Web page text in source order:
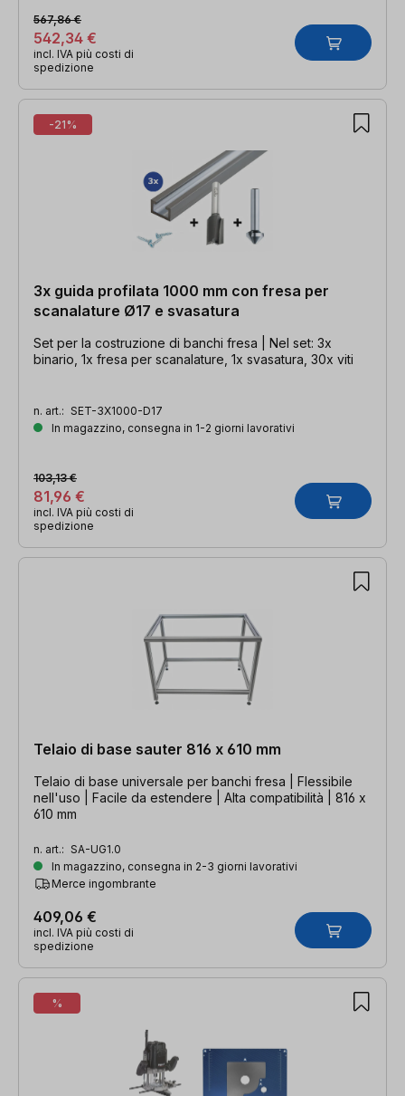
542,34 €
567,86 €
incl. IVA più costi di
spedizione
-21%
3x guida profilata 1000 mm con fresa per
scanalature Ø17 e svasatura
Set per la costruzione di banchi fresa | Nel set: 3x
binario, 1x fresa per scanalature, 1x svasatura, 30x viti
n. art.: SET-3X1000-D17
In magazzino, consegna in 1-2 giorni lavorativi
81,96 €
103,13 €
incl. IVA più costi di
spedizione
Telaio di base sauter 816 x 610 mm
Telaio di base universale per banchi fresa | Flessibile
nell'uso | Facile da estendere | Alta compatibilità | 816 x
610 mm
n. art.: SA-UG1.0
In magazzino, consegna in 2-3 giorni lavorativi
Merce ingombrante
409,06 €
incl. IVA più costi di
spedizione
%